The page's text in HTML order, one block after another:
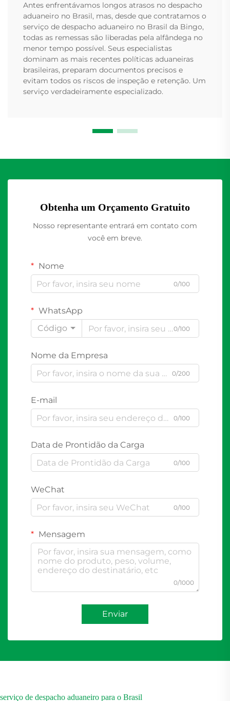
Antes enfrentávamos longos atrasos no despacho
aduaneiro no Brasil, mas, desde que contratamos o
serviço de despacho aduaneiro no Brasil da Bingo,
todas as remessas são liberadas pela alfândega no
menor tempo possível. Seus especialistas
dominam as mais recentes políticas aduaneiras
brasileiras, preparam documentos precisos e
evitam todos os riscos de inspeção e retenção. Um
serviço verdadeiramente especializado.
Obtenha um Orçamento Gratuito
Nosso representante entrará em contato com
você em breve.
Nome
0/100
WhatsApp
Código
0/100
Nome da Empresa
0/200
E-mail
0/100
Data de Prontidão da Carga
0/100
WeChat
0/100
Mensagem
0/1000
Enviar
serviço de despacho aduaneiro para o Brasil